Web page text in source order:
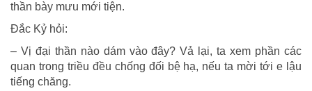
thần bày mưu mới tiện.
Ðắc Kỷ hỏi:
– Vị đại thần nào dám vào đây? Vả lại, ta xem phần các
quan trong triều đều chống đối bệ hạ, nếu ta mời tới e lậu
tiếng chăng.